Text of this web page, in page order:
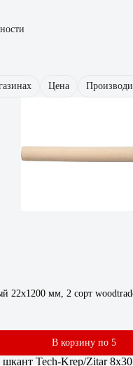
Цена
22х1200 мм, 2 сорт
В корзину по 5